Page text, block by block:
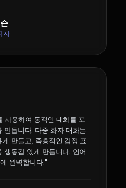
자
사용하여 동적인 대화를 포
만듭니다. 다중 화자 대화는
만들고, 즉흥적인 감정 표
생동감 있게 만듭니다. 언어
완벽합니다."